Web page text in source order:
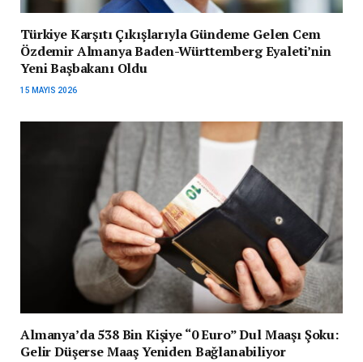
Türkiye Karşıtı Çıkışlarıyla Gündeme Gelen Cem
Özdemir Almanya Baden-Württemberg Eyaleti’nin
Yeni Başbakanı Oldu
15 MAYIS 2026
Almanya’da 538 Bin Kişiye “0 Euro” Dul Maaşı Şoku:
Gelir Düşerse Maaş Yeniden Bağlanabiliyor